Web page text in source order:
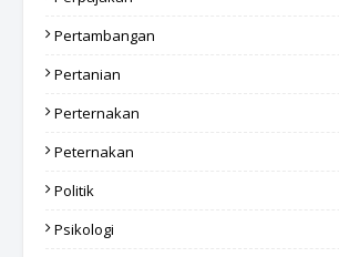
Pertambangan
Pertanian
Perternakan
Peternakan
Politik
Psikologi